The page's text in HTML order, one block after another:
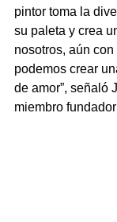
pintor toma la
su paleta y crea
nosotros, aún
podemos crear
de amor”, señaló
miembro